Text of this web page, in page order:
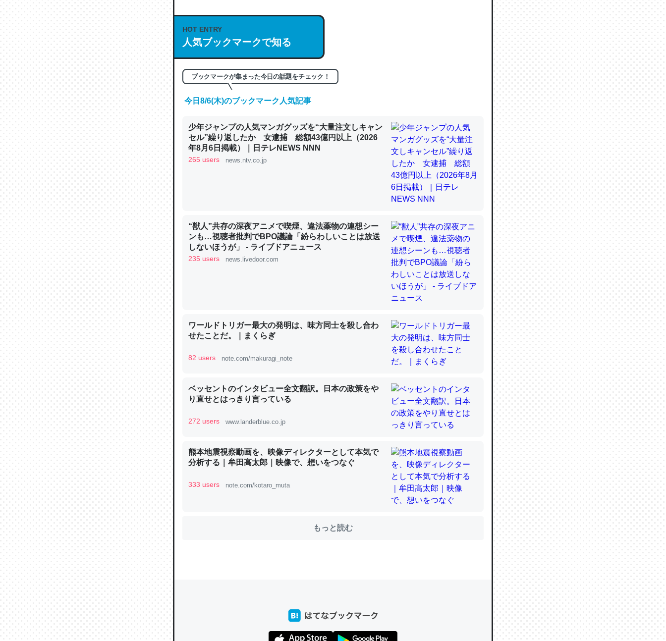
これは良記事。32768トークンだと英語小説100ページ分くらい。小説でいう「ずっと前
の伏線」は回収されないけど、短期記憶というには多い分量。進化すればするほど分かり
─GPTの仕組みと限界についての考察（１） - conceptualization
昆虫ってカルシウム少ないのか。知らんかった。調べたらコオロギのカルシウム分はエビ
─ニュース :: 【研究発表】昆虫学の大問題＝「昆虫はなぜ海にいないのか」に関する新仮説
論文では「淡水はカルシウムも酸素も不足してて両方に不利だから両方が拮抗してるので
は」とあって面白い。海にいる鋏角類（カブトガニ・ウミグモ）はカルシウムを使わずキ
─ニュース :: 【研究発表】昆虫学の大問題＝「昆虫はなぜ海にいないのか」に関する新仮説
これを元に考えるとカルシウムを大量に使う脊椎動物と貝類は苦労してるんだな…。腹足
─ニュース :: 【研究発表】昆虫学の大問題＝「昆虫はなぜ海にいないのか」に関する新仮説
ウチもEchoを実家に置いて４年。でたまに覗いてる。ぼちぼちRingも置こうかと画策
中。あと、Googleマップで位置情報を共有してる。電池残量や充電中かが分かるのでこ
─たまにLINEするくらいだった遠方の父67歳と僕。ITツール導入でコミュニケーションが劇的に変化し
HOT ENTRY
人気ブックマークで知る
ブックマークが集まった今日の話題をチェック！
今日8/6(木)のブックマーク人気記事
少年ジャンプの人気マンガグッズを“大量注文しキャン
セル”繰り返したか 女逮捕 総額43億円以上（2026
年8月6日掲載）｜日テレNEWS NNN
265 users news.ntv.co.jp
“獣人”共存の深夜アニメで喫煙、違法薬物の連想シー
ンも…視聴者批判でBPO議論「紛らわしいことは放送
しないほうが」 - ライブドアニュース
235 users news.livedoor.com
ワールドトリガー最大の発明は、味方同士を殺し合わ
せたことだ。｜まくらぎ
82 users note.com/makuragi_note
ベッセントのインタビュー全文翻訳。日本の政策をや
り直せとはっきり言っている
272 users www.landerblue.co.jp
熊本地震視察動画を、映像ディレクターとして本気で
分析する｜牟田高太郎｜映像で、想いをつなぐ
333 users note.com/kotaro_muta
もっと読む